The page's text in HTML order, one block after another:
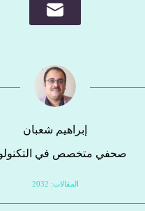
إبراهيم شعبان
صحفي متخصص في
المقالات: 2032